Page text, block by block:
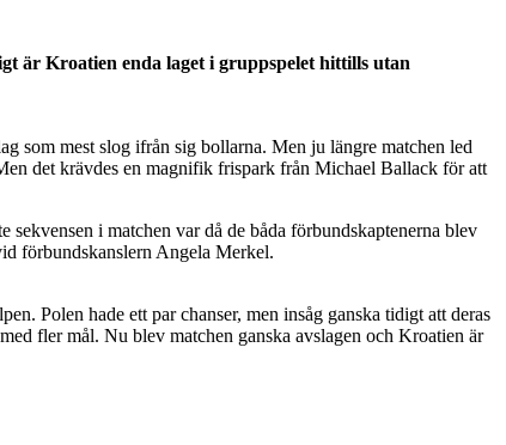
är Kroatien enda laget i gruppspelet hittills utan
som mest slog ifrån sig bollarna. Men ju längre matchen led
det krävdes en magnifik frispark från Michael Ballack för att
i matchen var då de båda förbundskaptenerna blev
förbundskanslern Angela Merkel.
Polen hade ett par chanser, men insåg ganska tidigt att deras
fler mål. Nu blev matchen ganska avslagen och Kroatien är